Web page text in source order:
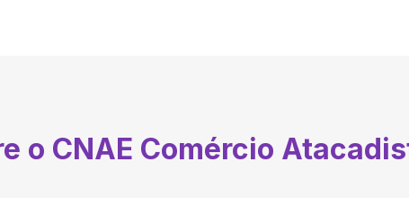
o CNAE Comércio